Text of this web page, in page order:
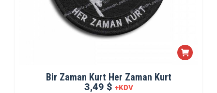
Bir Zaman Kurt Her Zaman Kurt
3,49 $ +KDV